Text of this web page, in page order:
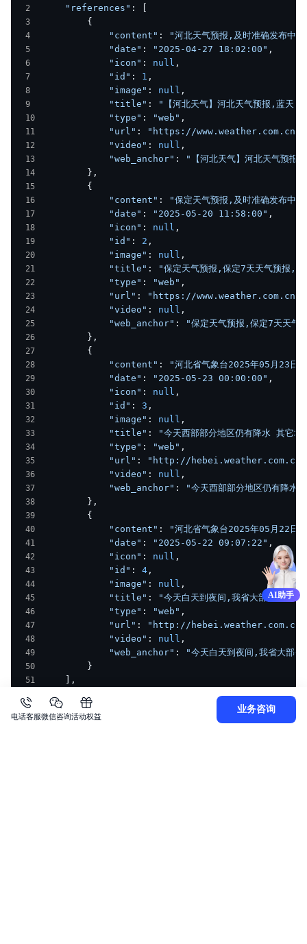
    "references"
: [
        {
            "content"
:
"河北天气预报,及时准确发布中
            "date"
: "2025-04-27 18:02:00" ,
            "icon"
: null ,
            "id"
: 1 ,
            "image"
: null ,
            "title"
:
"【河北天气】河北天气预报,蓝
            "type"
: "web" ,
            "url"
:
"https://www.weather.com.cn/
            "video"
: null ,
            "web_anchor"
:
"【河北天气】河北天气预
        },
        {
            "content"
:
"保定天气预报,及时准确发布中
            "date"
: "2025-05-20 11:58:00" ,
            "icon"
: null ,
            "id"
: 2 ,
            "image"
: null ,
            "title"
:
"保定天气预报,保定7天天气预报,
            "type"
: "web" ,
            "url"
:
"https://www.weather.com.cn/
            "video"
: null ,
            "web_anchor"
:
"保定天气预报,保定7天天
        },
        {
            "content"
:
"河北省气象台2025年05月23日
            "date"
: "2025-05-23 00:00:00" ,
            "icon"
: null ,
            "id"
: 3 ,
            "image"
: null ,
            "title"
:
"今天西部部分地区仍有降水 其它
            "type"
: "web" ,
            "url"
:
"http://hebei.weather.com.cn/
            "video"
: null ,
            "web_anchor"
:
"今天西部部分地区仍有降
        },
        {
            "content"
:
"河北省气象台2025年05月22日
            "date"
: "2025-05-22 09:07:22" ,
            "icon"
: null ,
            "id"
: 4 ,
            "image"
: null ,
            "title"
:
"今天白天到夜间,我省大部分地区
            "type"
: "web" ,
            "url"
:
"http://hebei.weather.com.cn/
            "video"
: null ,
            "web_anchor"
:
"今天白天到夜间,我省大部
        }
    ],
"ca749cb1-26db-4ff6-9735-
AI助手
电话客服微信咨询活动权益
业务咨询